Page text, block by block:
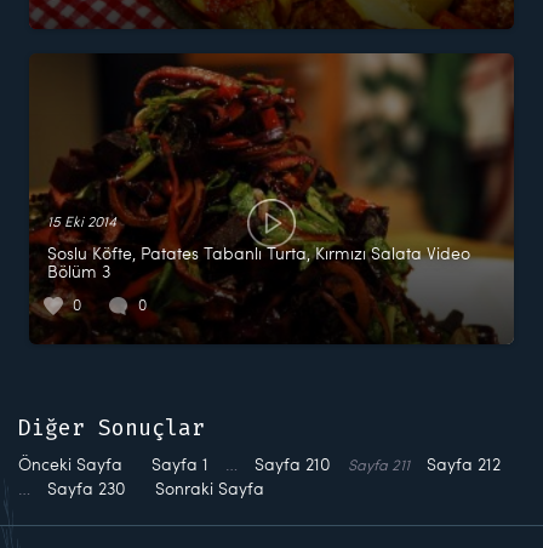
15 Eki 2014
Soslu Köfte, Patates Tabanlı Turta, Kırmızı Salata Video
Bölüm 3
0 0
Diğer Sonuçlar
Önceki Sayfa Sayfa 1 … Sayfa 210 Sayfa 211 Sayfa 212
…
Sayfa 230 Sonraki Sayfa